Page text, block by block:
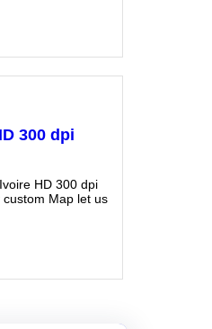
300 dpi
HD 300 dpi
Map let us